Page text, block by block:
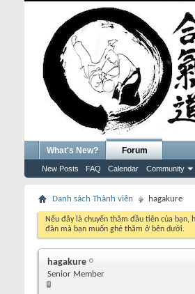
What's New? Forum
New Posts FAQ Calendar Community
Danh sách Thành viên hagakure
Nếu đây là chuyến thăm đầu tiên của bạn,
đàn mà bạn muốn ghé thăm ở bên dưới.
hagakure
Senior Member